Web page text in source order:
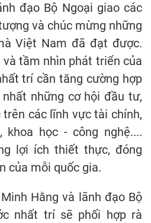
đạo Bộ Ngoại giao các
và chúc mừng những
Việt Nam đã đạt được.
và tầm nhìn phát triển của
trí cần tăng cường hợp
những cơ hội đầu tư,
các lĩnh vực tài chính,
học - công nghệ....
lợi ích thiết thực, đóng
của mỗi quốc gia.
Hằng và lãnh đạo Bộ
nhất trí sẽ phối hợp rà